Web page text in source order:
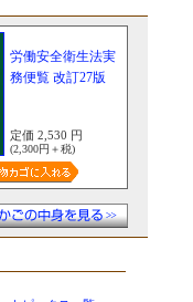
労働安全衛生法実
務便覧 改訂27版
定価 2,530 円
(2,300円＋税)